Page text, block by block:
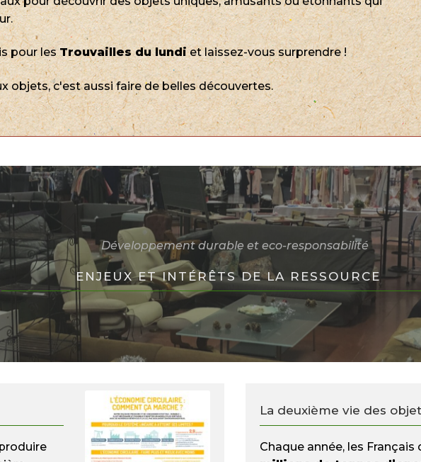
pour lesTrouvailles du lundiet laissez-vous surprendre !
objets, c'est aussi faire de belles découvertes.
Développement durable et eco-responsabilité
ENJEUX ET INTÉRÊTS DE LA RESSOURCE
La deuxième vie des
Chaque année, les